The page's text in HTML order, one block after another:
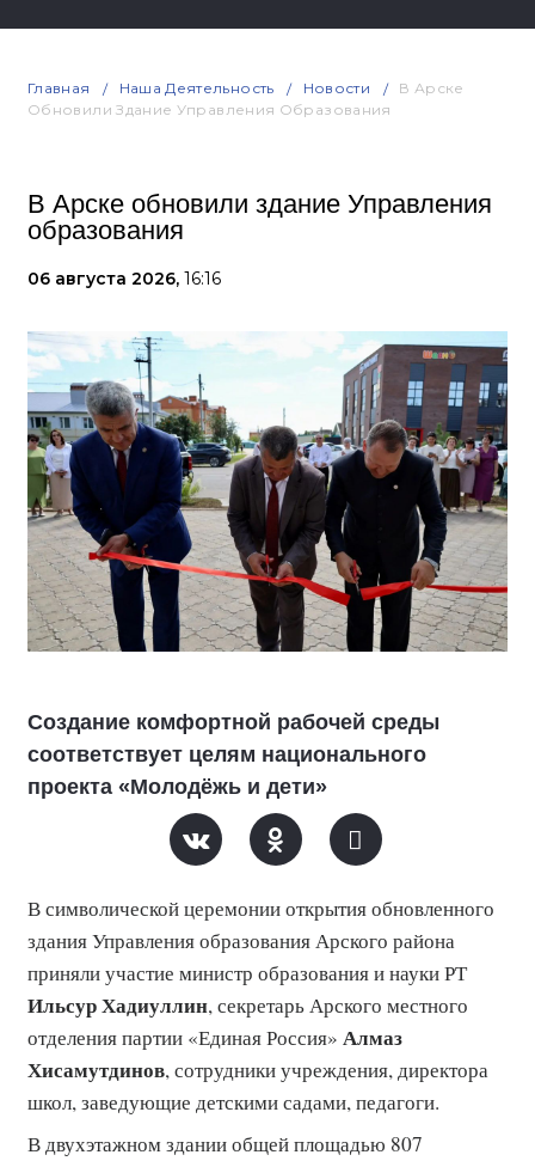
Главная Наша Деятельность Новости
В Арске
Обновили Здание Управления Образования
В Арске обновили здание Управления
образования
06 августа 2026, 16:16
Создание комфортной рабочей среды
соответствует целям национального
проекта «Молодёжь и дети»
В символической церемонии открытия обновленного
здания Управления образования Арского района
приняли участие министр образования и науки РТ
Ильсур Хадиуллин, секретарь Арского местного
отделения партии «Единая Россия» Алмаз
Хисамутдинов, сотрудники учреждения, директора
школ, заведующие детскими садами, педагоги.
В двухэтажном здании общей площадью 807